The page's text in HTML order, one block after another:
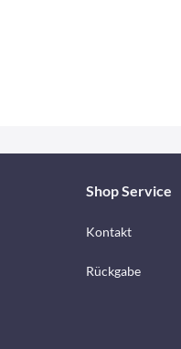
Shop Service
Kontakt
Rückgabe